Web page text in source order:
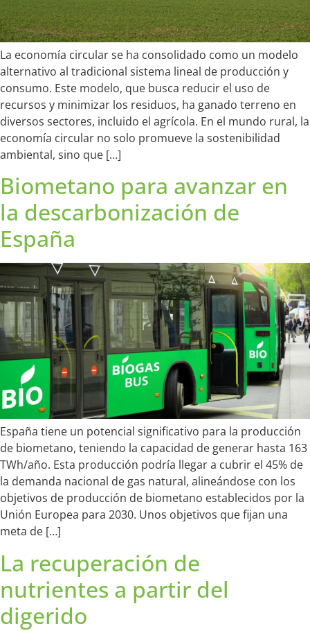
La economía circular se ha consolidado como un modelo
alternativo al tradicional sistema lineal de producción y
consumo. Este modelo, que busca reducir el uso de
recursos y minimizar los residuos, ha ganado terreno en
diversos sectores, incluido el agrícola. En el mundo rural, la
economía circular no solo promueve la sostenibilidad
ambiental, sino que […]
Biometano para avanzar en
la descarbonización de
España
España tiene un potencial significativo para la producción
de biometano, teniendo la capacidad de generar hasta 163
TWh/año. Esta producción podría llegar a cubrir el 45% de
la demanda nacional de gas natural, alineándose con los
objetivos de producción de biometano establecidos por la
Unión Europea para 2030. Unos objetivos que fijan una
meta de […]
La recuperación de
nutrientes a partir del
digerido